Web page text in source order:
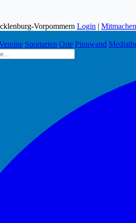
Vorpommern Login | Mitmachen
Sportarten Orte Pinnwand